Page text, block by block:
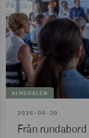
ALMEDALEN
2026-06-30
Från